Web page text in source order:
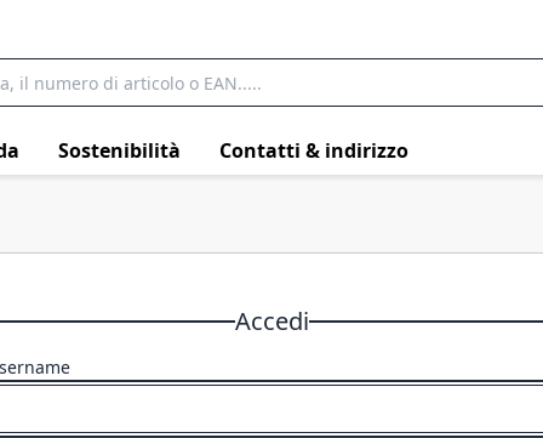
Sostenibilità Contatti & indirizzo
Accedi